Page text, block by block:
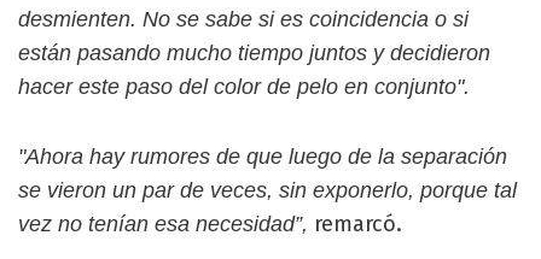
desmienten. No se sabe si es coincidencia o si
están pasando mucho tiempo juntos y decidieron
hacer este paso del color de pelo en conjunto".
"Ahora hay rumores de que luego de la separación
se vieron un par de veces, sin exponerlo, porque tal
vez no tenían esa necesidad”, remarcó.